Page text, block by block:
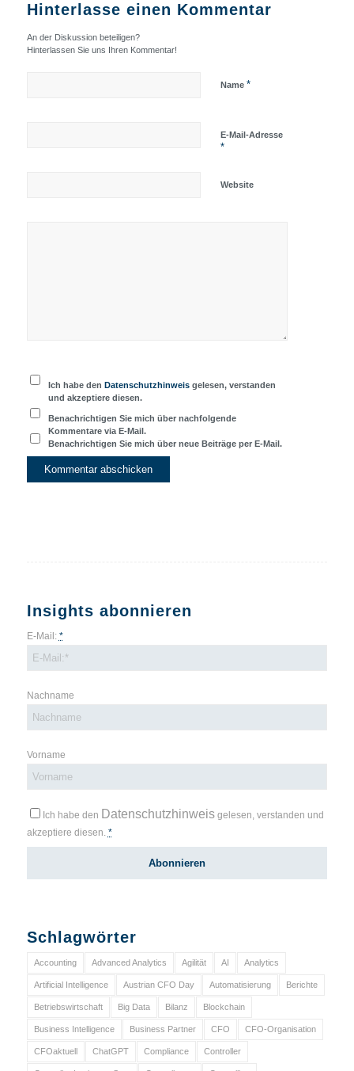
Hinterlasse einen Kommentar
An der Diskussion beteiligen?
Hinterlassen Sie uns Ihren Kommentar!
Name *
E-Mail-Adresse
*
Website
Ich habe denDatenschutzhinweis gelesen, verstanden
und akzeptiere diesen.
Benachrichtigen Sie mich über nachfolgende
Kommentare via E-Mail.
Benachrichtigen Sie mich über neue Beiträge per E-Mail.
Insights abonnieren
E-Mail: *
Nachname
Vorname
Ich habe den Datenschutzhinweisgelesen, verstanden und
akzeptiere diesen. *
Schlagwörter
Accounting Advanced Analytics Agilität AI Analytics
Artificial Intelligence Austrian CFO Day Automatisierung Berichte
Betriebswirtschaft Big Data Bilanz Blockchain
Business Intelligence Business Partner CFO CFO-Organisation
CFOaktuell ChatGPT Compliance Controller